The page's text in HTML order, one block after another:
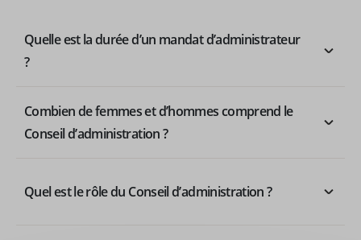
Quelle est la durée d’un mandat d’administrateur
?
Combien de femmes et d’hommes comprend le
Conseil d’administration ?
Quel est le rôle du Conseil d’administration ?